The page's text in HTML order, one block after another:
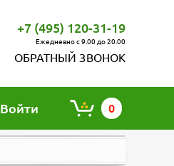
+7 (495) 120-31-19
Ежедневно с 9.00 до 20.00
ОБРАТНЫЙ ЗВОНОК
Войти 0